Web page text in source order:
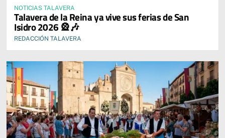
NOTICIAS TALAVERA
Talavera de la Reina ya vive sus ferias de San
Isidro 2026 🎡🎶
REDACCIÓN TALAVERA